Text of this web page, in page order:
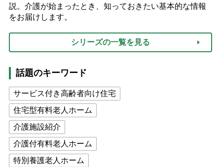
説。介護が始まったとき、知っておきたい基本的な情報
をお届けします。
シリーズの一覧を見る
話題のキーワード
サービス付き高齢者向け住宅
住宅型有料老人ホーム
介護施設紹介
介護付有料老人ホーム
特別養護老人ホーム